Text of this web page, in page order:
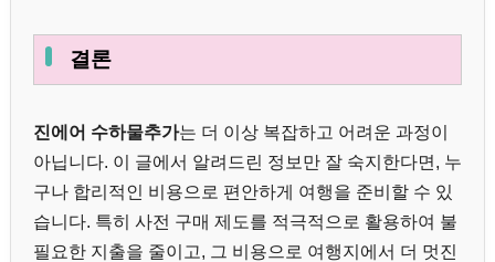
결론
진에어 수하물추가는 더 이상 복잡하고 어려운 과정이
아닙니다. 이 글에서 알려드린 정보만 잘 숙지한다면, 누
구나 합리적인 비용으로 편안하게 여행을 준비할 수 있
습니다. 특히 사전 구매 제도를 적극적으로 활용하여 불
필요한 지출을 줄이고, 그 비용으로 여행지에서 더 멋진